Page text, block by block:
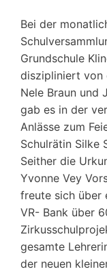
Bei der
Grundschule
diszipliniert von
Nele Braun und
gab es in der
Anlässe zum
Schulrätin Silke
Seither die
Yvonne Vey
freute sich über
VR- Bank über
gesamte
der neuen